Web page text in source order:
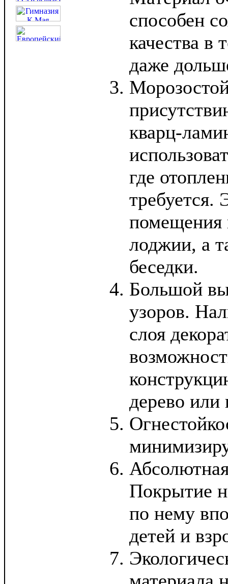
способен
качества в
даже
кварц-
где
требуется.
помещения
лоджии, а
беседки.
Большой
узоров.
слоя
дерево или
Покрытие
по нему
детей и